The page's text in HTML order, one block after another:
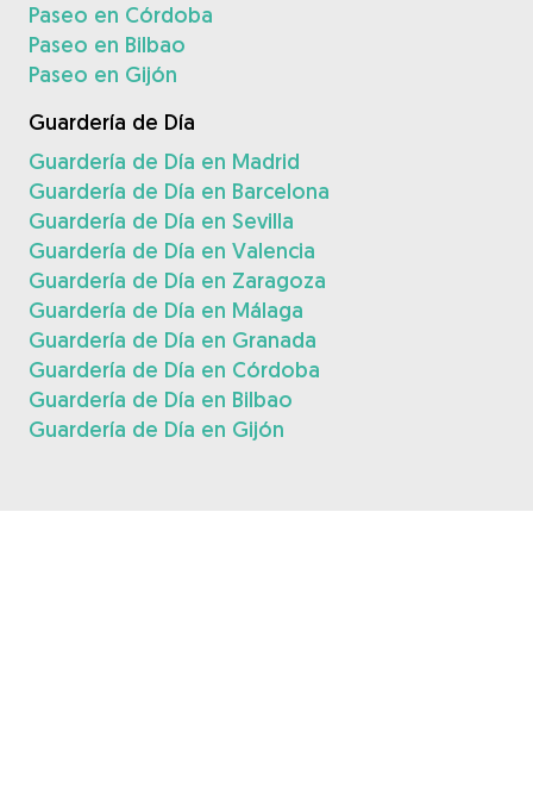
Paseo en Córdoba
Paseo en Bilbao
Paseo en Gijón
Guardería de Día
Guardería de Día en Madrid
Guardería de Día en Barcelona
Guardería de Día en Sevilla
Guardería de Día en Valencia
Guardería de Día en Zaragoza
Guardería de Día en Málaga
Guardería de Día en Granada
Guardería de Día en Córdoba
Guardería de Día en Bilbao
Guardería de Día en Gijón